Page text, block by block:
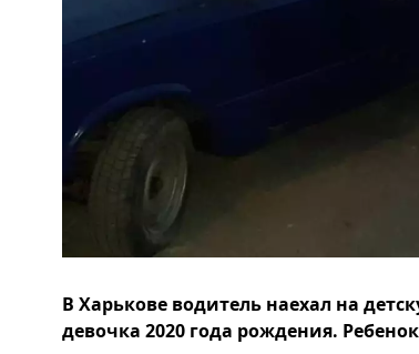
В Харькове водитель наехал на
девочка 2020 года рождения.